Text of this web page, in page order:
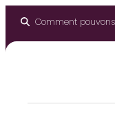
Comment